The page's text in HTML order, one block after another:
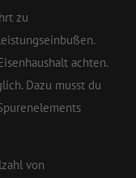
zu
achten.
Dazu musst du
von